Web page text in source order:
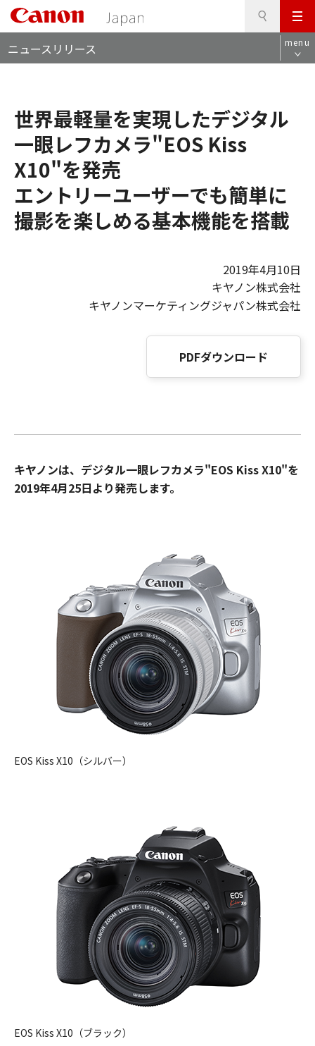
メ
ニ
ュ
ーニュースリリース menu
世界最軽量を実現したデジタル
一眼レフカメラ"EOS Kiss
X10"を発売
エントリーユーザーでも簡単に
撮影を楽しめる基本機能を搭載
2019年4月10日
キヤノン株式会社
キヤノンマーケティングジャパン株式会社
PDFダウンロード
キヤノンは、デジタル一眼レフカメラ"EOS Kiss X10"を
2019年4月25日より発売します。
EOS Kiss X10（シルバー）
EOS Kiss X10（ブラック）